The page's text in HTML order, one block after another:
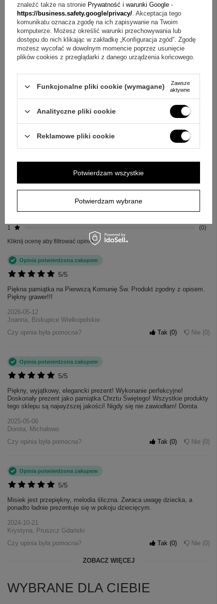
Wyślij
OPINIE
4.80
Liczba wystawionych opinii: 10
Za opinię otrzymasz50 pkt.
Pokaż tylko opinie potwierdzone zakupem
1
0
Kliknij ocenę aby filtrować opinie
5/5
Opinia potwierdzona zakupem
Piękna pamiątka na Pierwszą Komunię Św. Produkt zgodny z opisem.
Piękny grawer!!!
2026-05-12
Joanna, Biskupice Wielkopolskie
Czy opinia była pomocna?
Tak 0 Nie 0
5/5
Opinia potwierdzona zakupem
Piękny, wyjątkowy, elegancki prezent! Wykonanie perfekcyjne!
Doskonały prezent jako pamiątka Chrztu Świętego! Wszystkie produkty
tego sklepu są najwyższej jakości! Nigdy się nie zawiodłam! Dorota
2025-05-06
Dorota, Michałowo
Czy opinia była pomocna?
Tak 0 Nie 0
5/5
Opinia potwierdzona zakupem
Misiek jest przepiękny, melodia śliczna. Zwraca uwagę dziecka, a
ponadto ładnie prezentuje się w pokoju dziecięcym.
2024-10-21
Krystyna, Pruszcz Gdański
Czy opinia była pomocna?
Tak 0 Nie 0
ZOBACZ WIĘCEJ
WYBRANE DLA CIEBIE
znaleźć także na stronie Prywatność i warunki Google -
https://business.safety.google/privacy/. Akceptacja tego
komunikatu oznacza zgodę na ich zapisywanie na Twoim
komputerze. Możesz określić warunki przechowywania lub
dostępu do nich klikając w zakładkę „Konfiguracja zgód”. Zgodę
możesz wycofać w dowolnym momencie poprzez usunięcie
plików cookies z przeglądarki z danego urządzenia końcowego.
Funkcjonalne pliki cookie (wymagane)
Zawsze
aktywne
Analityczne pliki cookie
Reklamowe pliki cookie
Potwierdzam wybrane
Potwierdzam wszystkie